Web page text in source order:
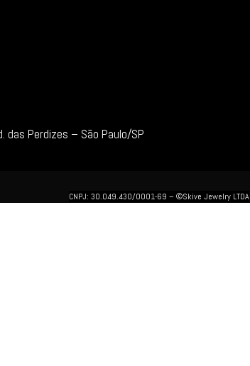
das Perdizes – São Paulo/SP
CNPJ: 30.049.430/0001-69 – ©Skive Jewelry LTDA